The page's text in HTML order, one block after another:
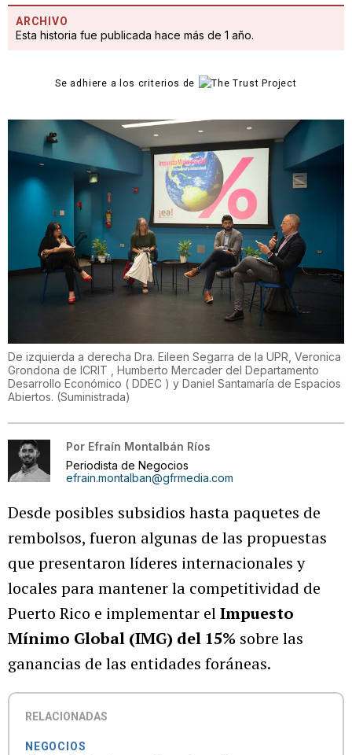
ARCHIVO
Esta historia fue publicada hace más de 1 año.
Se adhiere a los criterios de
De izquierda a derecha Dra. Eileen Segarra de la UPR, Veronica
Grondona de ICRIT , Humberto Mercader del Departamento
Desarrollo Económico ( DDEC ) y Daniel Santamaría de Espacios
Abiertos. (Suministrada)
Por Efraín Montalbán Ríos
Periodista de Negocios
efrain.montalban@gfrmedia.com
Desde posibles subsidios hasta paquetes de
rembolsos, fueron algunas de las propuestas
que presentaron líderes internacionales y
locales para mantener la competitividad de
Puerto Rico e implementar elImpuesto
Mínimo Global (IMG) del 15% sobre las
ganancias de las entidades foráneas.
RELACIONADAS
NEGOCIOS